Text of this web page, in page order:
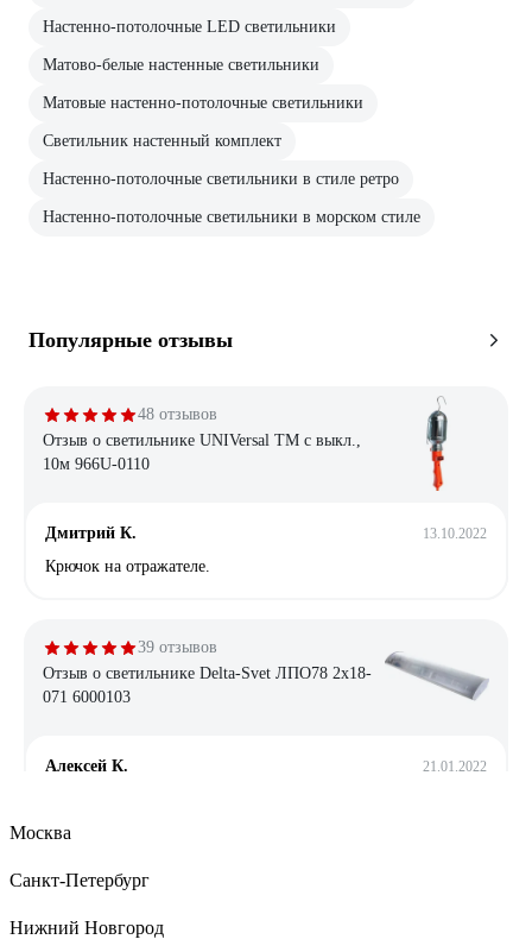
Настенно-потолочные LED светильники
Матово-белые настенные светильники
Матовые настенно-потолочные светильники
Светильник настенный комплект
Настенно-потолочные светильники в стиле ретро
Настенно-потолочные светильники в морском стиле
Популярные отзывы
48 отзывов
Отзыв о светильнике UNIVersal ТМ c выкл.,
10м 966U-0110
Дмитрий К. 13.10.2022
Крючок на отражателе.
39 отзывов
Отзыв о светильнике Delta-Svet ЛПО78 2х18-
071 6000103
Алексей К. 21.01.2022
рассеиватель падал и разбивался. Сейчас такого в этом
светильнике нет.
Москва
Санкт-Петербург
Нижний Новгород